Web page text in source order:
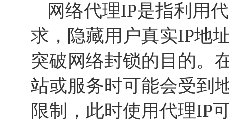
网络代理IP是指利用
求，隐藏用户真实IP地
突破网络封锁的目的。
站或服务时可能会受到
限制，此时使用代理IP